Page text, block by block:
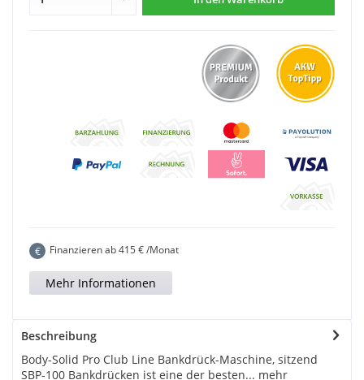
€ Finanzieren ab415 € /Monat
Mehr Informationen
Beschreibung
Body-Solid Pro Club Line Bankdrück-Maschine, sitzend
SBP-100 Bankdrücken ist eine der besten... mehr